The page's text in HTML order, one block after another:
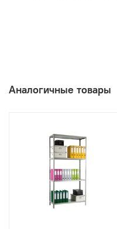
Аналогичные товары